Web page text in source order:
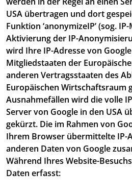
USA übertragen und dort
Funktion ‘anonymizeIP’ (sog.
Aktivierung der IP-
wird Ihre IP-Adresse von
Mitgliedstaaten der
anderen Vertragsstaaten des
Europäischen Wirtschaftsraum
Ausnahmefällen wird die volle
Server von Google in den USA
gekürzt. Die im Rahmen von
Ihrem Browser übermittelte IP-
anderen Daten von Google
Während Ihres Website-
Daten erfasst: